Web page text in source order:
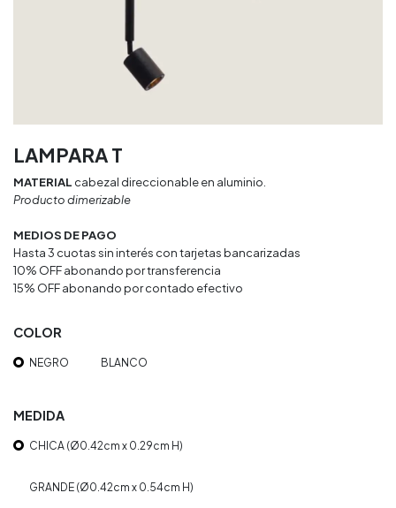
LAMPARA T
MATERIAL cabezal direccionable en aluminio.
Producto dimerizable
MEDIOS DE PAGO
Hasta 3 cuotas sin interés con tarjetas bancarizadas
10% OFF abonando por transferencia
15% OFF abonando por contado efectivo
COLOR
NEGRO BLANCO
MEDIDA
CHICA (Ø0.42cm x 0.29cm H)
GRANDE (Ø0.42cm x 0.54cm H)